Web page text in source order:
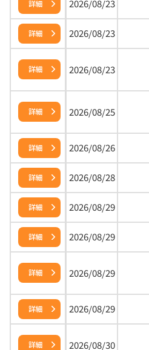
詳細 2026/08/23
詳細 2026/08/23
詳細 2026/08/23
詳細 2026/08/25
詳細 2026/08/26
詳細 2026/08/28
詳細 2026/08/29
詳細 2026/08/29
詳細 2026/08/29
詳細 2026/08/29
詳細 2026/08/30